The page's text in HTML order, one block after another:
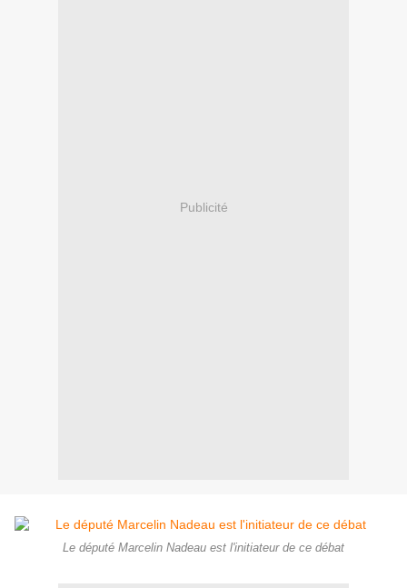
Publicité
Le député Marcelin Nadeau est l'initiateur de ce débat